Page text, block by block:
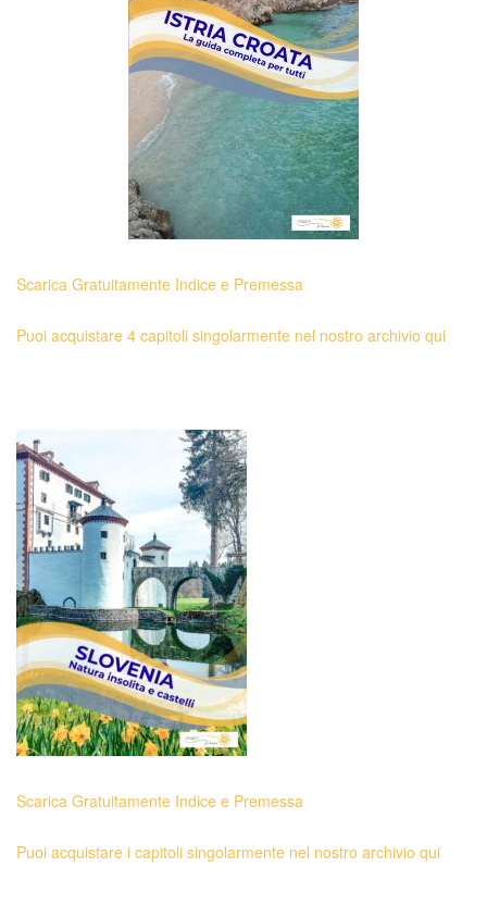
Scarica Gratuitamente Indice e Premessa
Puoi acquistare 4 capitoli singolarmente nel nostro archivio qui
Scarica Gratuitamente Indice e Premessa
Puoi acquistare i capitoli singolarmente nel nostro archivio qui